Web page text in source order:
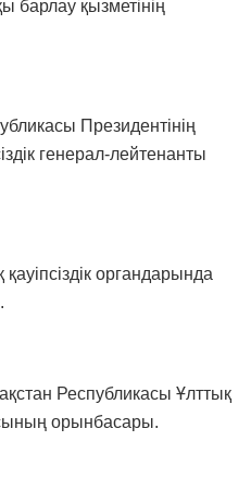
барлау қызметінің
Президентінің
генерал-лейтенанты
органдарында
Республикасы Ұлттық
орынбасары.